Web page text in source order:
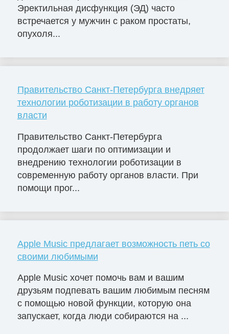
Эректильная дисфункция (ЭД) часто
встречается у мужчин с раком простаты,
опухоля...
Правительство Санкт-Петербурга внедряет
технологии роботизации в работу органов
власти
Правительство Санкт-Петербурга
продолжает шаги по оптимизации и
внедрению технологии роботизации в
современную работу органов власти. При
помощи прог...
Apple Music предлагает возможность петь со
своими любимыми
Apple Music хочет помочь вам и вашим
друзьям подпевать вашим любимым песням
с помощью новой функции, которую она
запускает, когда люди собираются на ...